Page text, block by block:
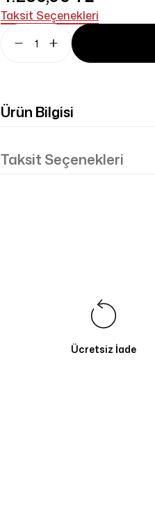
Taksit Seçenekleri
Ürün Bilgisi
Taksit Seçenekleri
Ücretsiz İade